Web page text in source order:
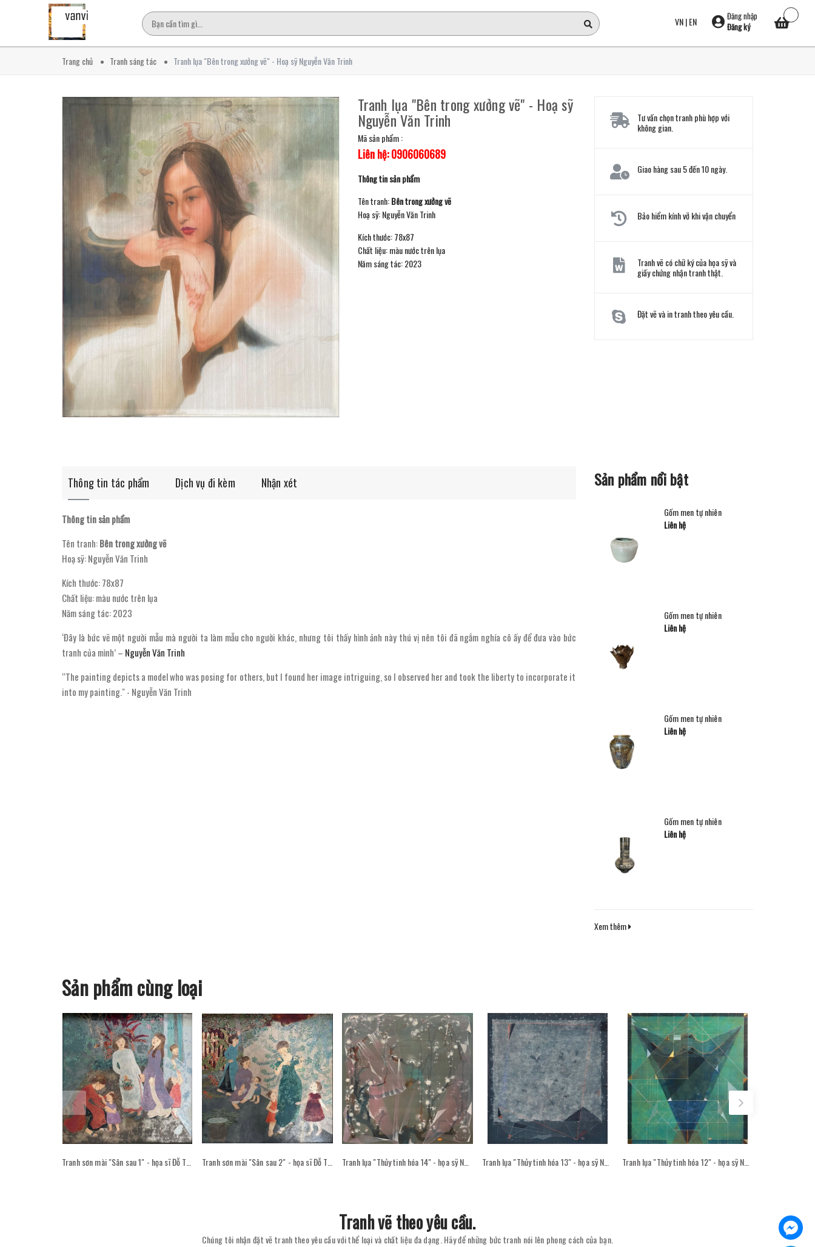
VN|EN
Đăng nhập
Đăng ký
Trang chủ Tranh sáng tác Tranh lụa "Bên trong xưởng vẽ" - Hoạ sỹ Nguyễn Văn Trinh
Tranh lụa "Bên trong xưởng vẽ" - Hoạ sỹ
Nguyễn Văn Trinh
Mã sản phẩm :
Liên hệ: 0906060689
Thông tin sản phẩm
Tên tranh:Bên trong xưởng vẽ
Hoạ sỹ: Nguyễn Văn Trinh
Kích thước: 78x87
Chất liệu: màu nước trên lụa
Năm sáng tác: 2023
Tư vấn chọn tranh phù hợp với
không gian.
Giao hàng sau 5 đến 10 ngày.
Bảo hiểm kính vỡ khi vận chuyển
Tranh vẽ có chữ ký của họa sỹ và
giấy chứng nhận tranh thật.
Đặt vẽ và in tranh theo yêu cầu.
Thông tin tác phẩm Dịch vụ đi kèm Nhận xét
Thông tin sản phẩm
Tên tranh:Bên trong xưởng vẽ
Hoạ sỹ: Nguyễn Văn Trinh
Kích thước: 78x87
Chất liệu: màu nước trên lụa
Năm sáng tác: 2023
‘Đây là bức vẽ một người mẫu mà người ta làm mẫu cho người khác, nhưng tôi thấy hình ảnh này thú vị nên tôi đã ngắm nghía cô ấy để đưa vào bức
tranh của mình’ – Nguyễn Văn Trinh
“The painting depicts a model who was posing for others, but I found her image intriguing, so I observed her and took the liberty to incorporate it
into my painting." - Nguyễn Văn Trinh
Sản phẩm nổi bật
Gốm men tự nhiên
Liên hệ
Gốm men tự nhiên
Liên hệ
Gốm men tự nhiên
Liên hệ
Gốm men tự nhiên
Liên hệ
Xem thêm
Sản phẩm cùng loại
Tranh sơn mài "Sân sau 1" - họa sĩ Đỗ Thị Kim Đoan Tranh sơn mài "Sân sau 2" - họa sĩ Đỗ Thị Kim Đoan Tranh lụa "Thủy tinh hóa 14" - họa sỹ Nguyễn Văn Trinh Tranh lụa "Thủy tinh hóa 13" - họa sỹ Nguyễn Văn Trinh Tranh lụa "Thủy tinh hóa 12" - họa sỹ Nguyễn Văn Trinh
Tranh vẽ theo yêu cầu.
Chúng tôi nhận đặt vẽ tranh theo yêu cầu với thể loại và chất liệu đa dạng. Hãy để những bức tranh nói lên phong cách của bạn.